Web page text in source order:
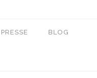
PRESSE BLOG